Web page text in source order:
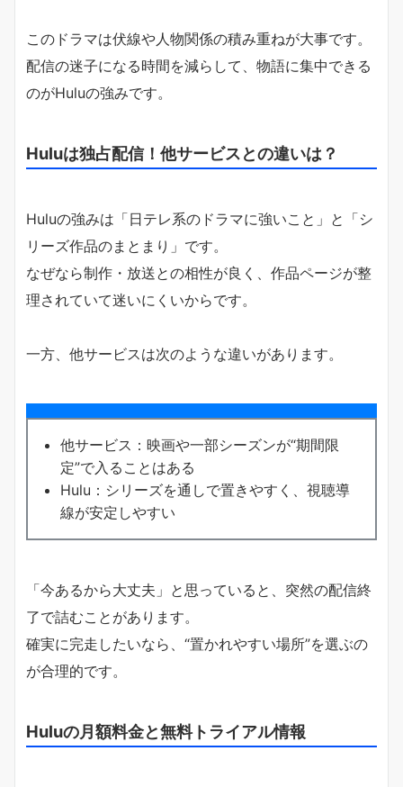
このドラマは伏線や人物関係の積み重ねが大事です。
配信の迷子になる時間を減らして、物語に集中できる
のがHuluの強みです。
Huluは独占配信！他サービスとの違いは？
Huluの強みは「日テレ系のドラマに強いこと」と「シ
リーズ作品のまとまり」です。
なぜなら制作・放送との相性が良く、作品ページが整
理されていて迷いにくいからです。
一方、他サービスは次のような違いがあります。
他サービス：映画や一部シーズンが“期間限
定”で入ることはある
Hulu：シリーズを通しで置きやすく、視聴導
線が安定しやすい
「今あるから大丈夫」と思っていると、突然の配信終
了で詰むことがあります。
確実に完走したいなら、“置かれやすい場所”を選ぶの
が合理的です。
Huluの月額料金と無料トライアル情報